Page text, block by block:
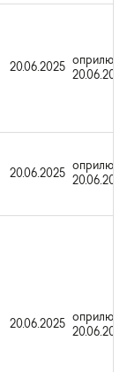
20.06.2025
20.06.2025
20.06.2025
20.06.2025
20.06.2025
20.06.2025